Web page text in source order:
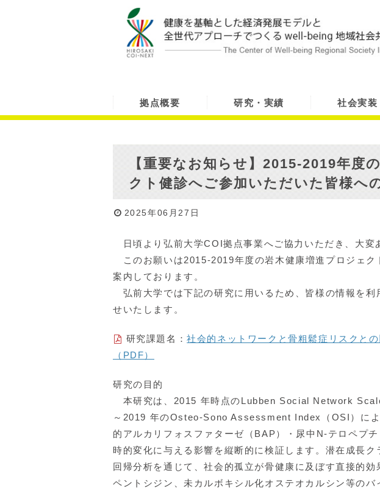
拠点概要 研究・実績 社会実装
【重要なお知らせ】2015-2019年度
クト健診へご参加いただいた皆様へ
2025年06月27日
日頃より弘前大学COI拠点事業へご協力いただき、大変
このお願いは2015-2019年度の岩木健康増進プロジェク
案内しております。
弘前大学では下記の研究に用いるため、皆様の情報を利
せいたします。
研究課題名：社会的ネットワークと骨粗鬆症リスクと
（PDF）
研究の目的
本研究は、2015 年時点のLubben Social Network
～2019 年のOsteo-Sono Assessment Index（OSI）に
的アルカリフォスファターゼ（BAP）・尿中N-テロペプ
時的変化に与える影響を縦断的に検証します。潜在成長
回帰分析を通じて、社会的孤立が骨健康に及ぼす直接的効
ペントシジン、未カルボキシル化オステオカルシン等の